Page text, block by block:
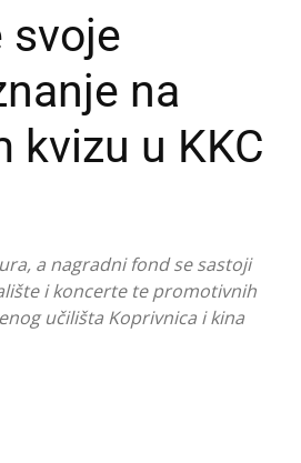
svoje
na
kvizu u KKC
a nagradni fond se sastoji
i koncerte te promotivnih
učilišta Koprivnica i kina